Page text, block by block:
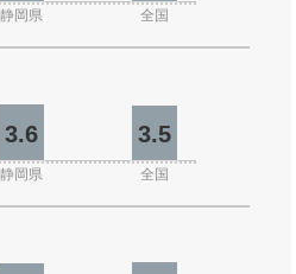
静岡県 全国
3.6 3.5
静岡県 全国